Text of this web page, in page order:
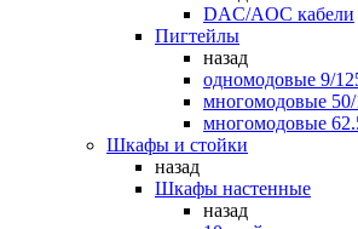
DAC/AOC кабели
Пигтейлы
назад
одномодовые 9/
многомодовые
многомодовые
Шкафы и стойки
назад
Шкафы настенные
назад